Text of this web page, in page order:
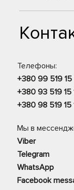
Телефоны:
+380 99 519 15
+380 93 519 15
+380 98 519 15
Мы в
Viber
Telegram
WhatsApp
Facebook